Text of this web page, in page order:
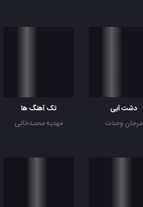
دشت آبی
مرجان وحدت
تک آهنگ ها
مهدیه محمدخانی